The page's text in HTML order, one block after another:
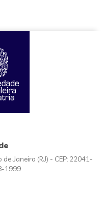
Janeiro (RJ) - CEP: 22041-
1999